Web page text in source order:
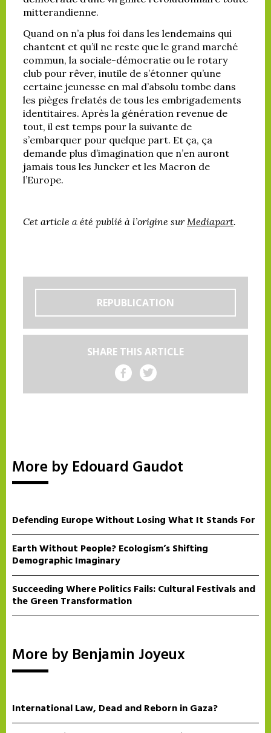
mitterandienne.
Quand on n’a plus foi dans les lendemains qui
chantent et qu’il ne reste que le grand marché
commun, la sociale-démocratie ou le rotary
club pour rêver, inutile de s’étonner qu’une
certaine jeunesse en mal d’absolu tombe dans
les pièges frelatés de tous les embrigadements
identitaires. Après la génération revenue de
tout, il est temps pour la suivante de
s’embarquer pour quelque part. Et ça, ça
demande plus d’imagination que n’en auront
jamais tous les Juncker et les Macron de
l’Europe.
Cet article a été publié à l’origine surMediapart.
REPUBLICATION
SHARE THIS ARTICLE
Share on Facebook
Share on Twitter
More by Edouard Gaudot
Defending Europe Without Losing What It Stands For
Earth Without People? Ecologism’s Shifting
Demographic Imaginary
Succeeding Where Politics Fails: Cultural Festivals and
the Green Transformation
More by Benjamin Joyeux
International Law, Dead and Reborn in Gaza?